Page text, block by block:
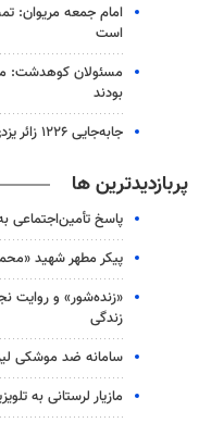
امام جمعه مریوان:
است
مسئولان کوهدشت:
بودند
جابه‌جایی ۱۲۲۶ زائر یزدی از طریق پروازهای اربعین فرودگاه شهید صدوقی
پربازدیدترین ها
پاسخ تأمین‌اجتماعی
پیکر مطهر شهید
«زنده‌شور» و روایت
زندگی
سامانه ضد موشکی
مازیار لرستانی به